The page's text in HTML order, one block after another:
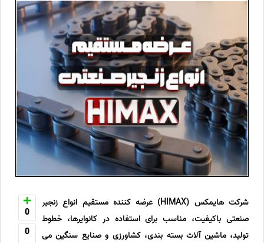
0
0
شرکت هایمکس (HIMAX) عرضه کننده مستقیم انواع زنجیر
صنعتی باکیفیت، مناسب برای استفاده در کانوایرها، خطوط
تولید، ماشین آلات بسته بندی، کشاورزی و صنایع سنگین می